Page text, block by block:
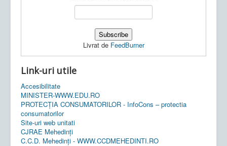
Livrat de FeedBurner
Link-uri utile
Accesibilitate
MINISTER-WWW.EDU.RO
PROTECȚIA CONSUMATORILOR - InfoCons – protectia
consumatorilor
Site-uri web unitati
CJRAE Mehedinți
C.C.D. Mehedinţi - WWW.CCDMEHEDINTI.RO